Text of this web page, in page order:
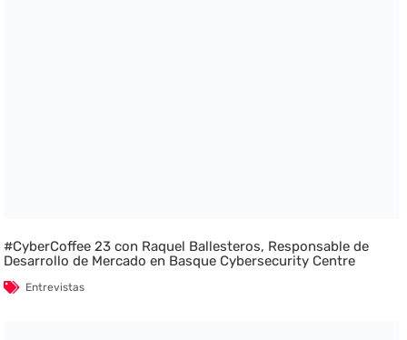
#CyberCoffee 23 con Raquel Ballesteros, Responsable de
Desarrollo de Mercado en Basque Cybersecurity Centre
Entrevistas